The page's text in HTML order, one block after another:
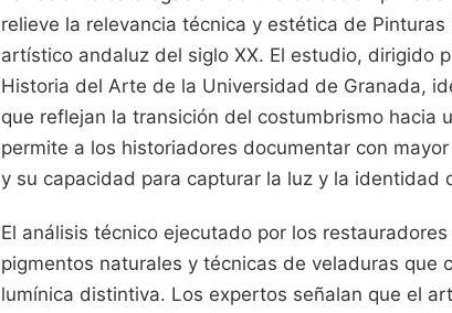
relieve la relevancia técnica y estética de
artístico andaluz del siglo XX. El estudio, dirigido
Historia del Arte de la Universidad de Granada,
que reflejan la transición del costumbrismo hacia
permite a los historiadores documentar con
y su capacidad para capturar la luz y la identidad
El análisis técnico ejecutado por los
pigmentos naturales y técnicas de veladuras que
lumínica distintiva. Los expertos señalan que el